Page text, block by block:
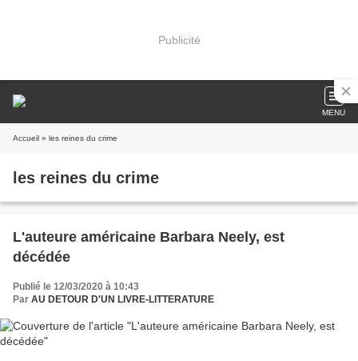
Publicité
MENU
Accueil » les reines du crime
les reines du crime
L'auteure américaine Barbara Neely, est
décédée
Publié le 12/03/2020 à 10:43
Par AU DETOUR D'UN LIVRE-LITTERATURE